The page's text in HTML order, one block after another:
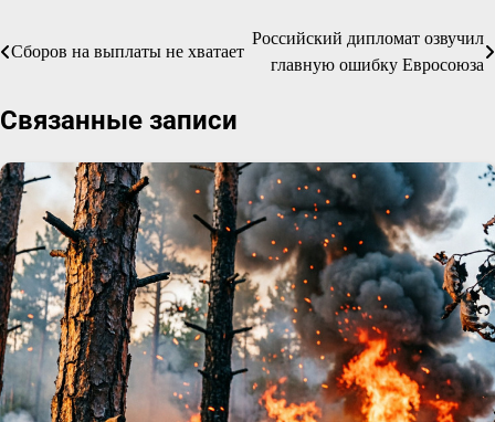
Навигация
записям
Сборов на выплаты не хватает
Российский дипломат озвучил
главную ошибку Евросоюза
Связанные записи